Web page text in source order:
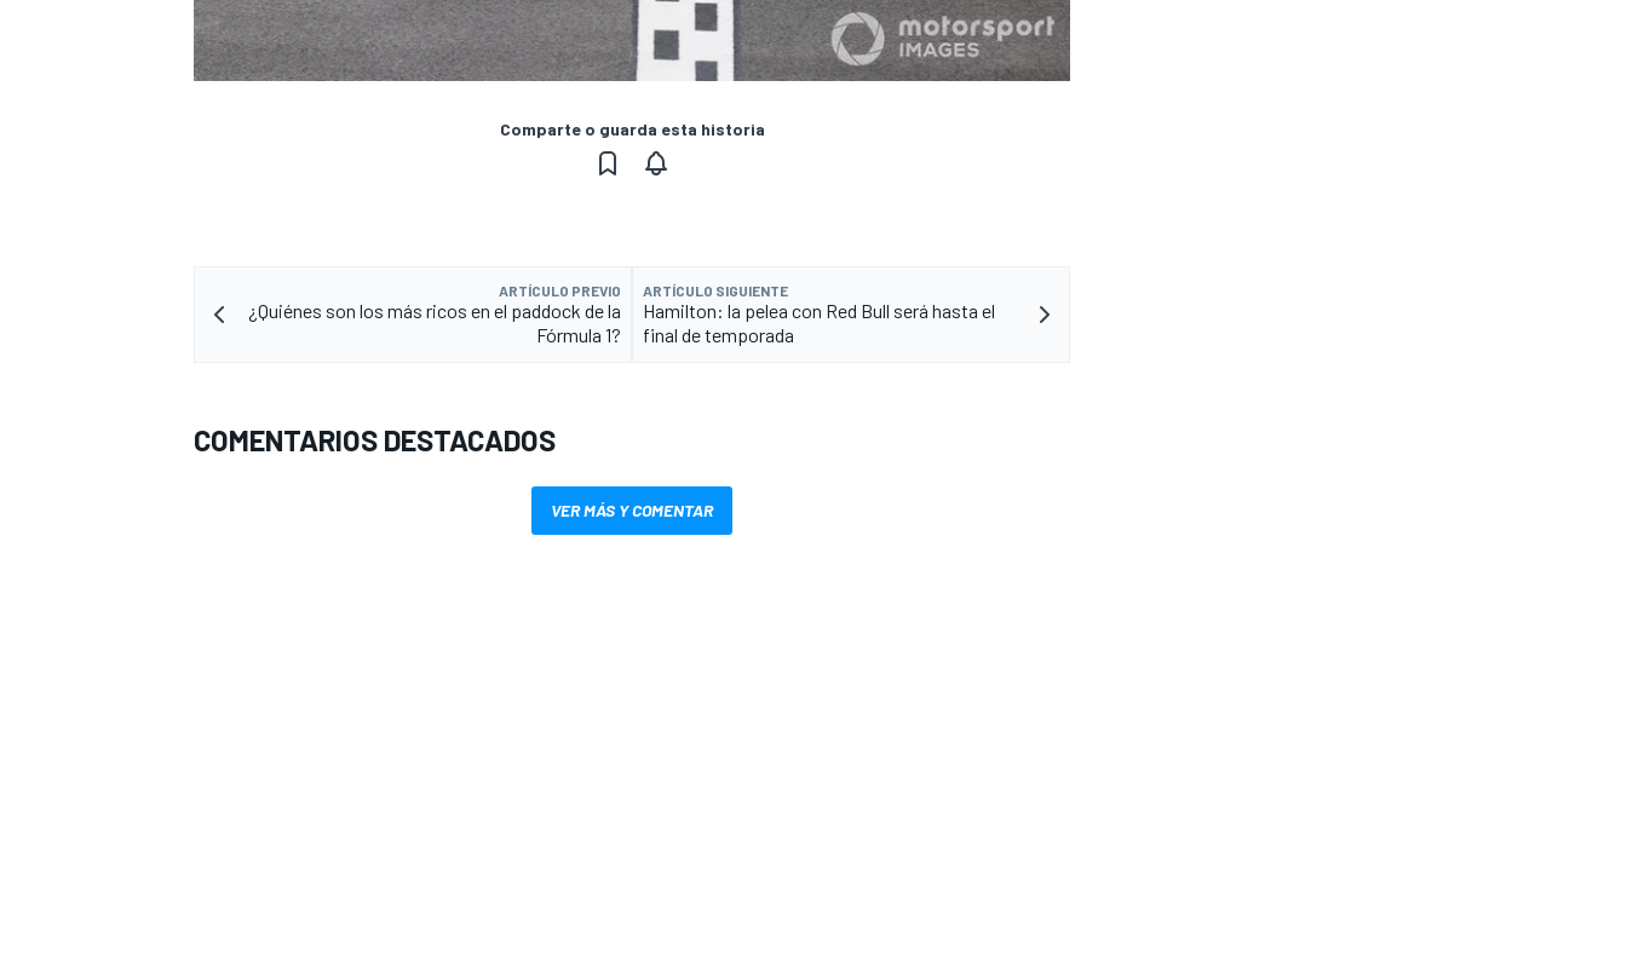
Comparte o guarda esta historia
ARTÍCULO PREVIO
¿Quiénes son los más ricos en el paddock de la
Fórmula 1?
ARTÍCULO SIGUIENTE
Hamilton: la pelea con Red Bull será hasta el
final de temporada
COMENTARIOS DESTACADOS
VER MÁS Y COMENTAR